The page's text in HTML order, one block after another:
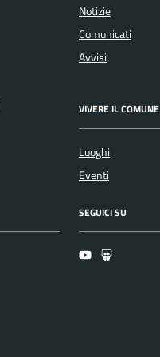
Notizie
Comunicati
Avvisi
VIVERE IL COMUNE
Luoghi
Eventi
SEGUICI SU
YoutubeSlideshare